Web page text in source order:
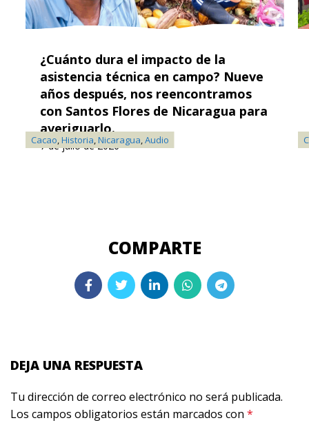
Cacao,Historia,Nicaragua,Audio
¿Cuánto dura el impacto de la
asistencia técnica en campo? Nueve
años después, nos reencontramos
con Santos Flores de Nicaragua para
averiguarlo.
7 de julio de 2026
DEJA UNA RESPUESTA
Tu dirección de correo electrónico no será publicada.
Los campos obligatorios están marcados con *